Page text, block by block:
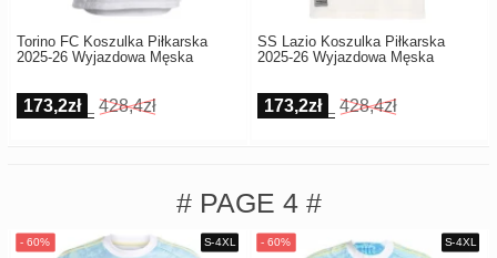
Torino FC Koszulka Piłkarska
2025-26 Wyjazdowa Męska
173,2zł 428,4zł
SS Lazio Koszulka Piłkarska
2025-26 Wyjazdowa Męska
173,2zł 428,4zł
# PAGE 4 #